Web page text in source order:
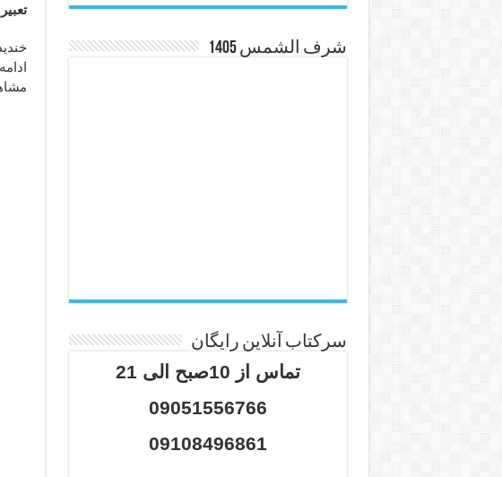
دعای قوی برای حاجات دنیا و آخرت – حاجت
ختم سوره تکاثر برای جذب ثروت – خواص و
دعا قدرت و توانمندی – دعا برای افزایش
شرف الشمس 1405
سرکتاب آنلاین رایگان
تماس از 10صبح الی 21
09051556766
09108496861